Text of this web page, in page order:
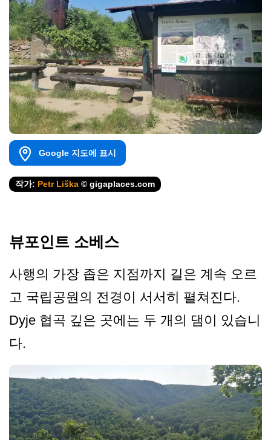
Google 지도에 표시
작가: Petr Liška © gigaplaces.com
뷰포인트 소베스
사행의 가장 좁은 지점까지 길은 계속 오르
고 국립공원의 전경이 서서히 펼쳐진다.
Dyje 협곡 깊은 곳에는 두 개의 댐이 있습니
다.